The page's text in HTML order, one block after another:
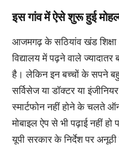
इस गांव में ऐसे शुरू हुई
आजमगढ़ के सठियांव खंड शिक्षा
विद्यालय में पढ़ने वाले
है। लेकिन इन बच्चों के सपने
सर्विसेज या डॉक्टर या
स्मार्टफोन नहीं होने के चलते
मोबाइल ऐप से भी पढ़ाई नहीं हो
यूपी सरकार के निर्देश पर